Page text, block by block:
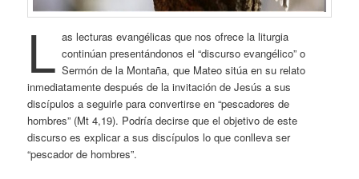
L as lecturas evangélicas que nos ofrece la liturgia
continúan presentándonos el “discurso evangélico” o
Sermón de la Montaña, que Mateo sitúa en su relato
inmediatamente después de la invitación de Jesús a sus
discípulos a seguirle para convertirse en “pescadores de
hombres” (Mt 4,19). Podría decirse que el objetivo de este
discurso es explicar a sus discípulos lo que conlleva ser
“pescador de hombres”.